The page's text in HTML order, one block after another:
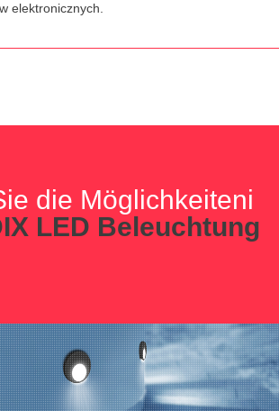
elektronicznych.
die Möglichkeiteni
LED Beleuchtung